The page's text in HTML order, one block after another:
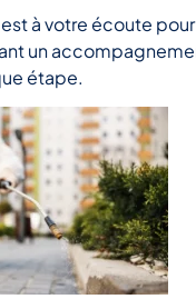
à votre écoute
un
étape.